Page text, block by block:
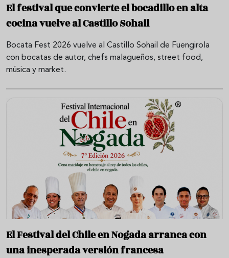
El festival que convierte el bocadillo en alta
cocina vuelve al Castillo Sohail
Bocata Fest 2026 vuelve al Castillo Sohail de Fuengirola
con bocatas de autor, chefs malagueños, street food,
música y market.
El Festival del Chile en Nogada arranca con
una inesperada versión francesa